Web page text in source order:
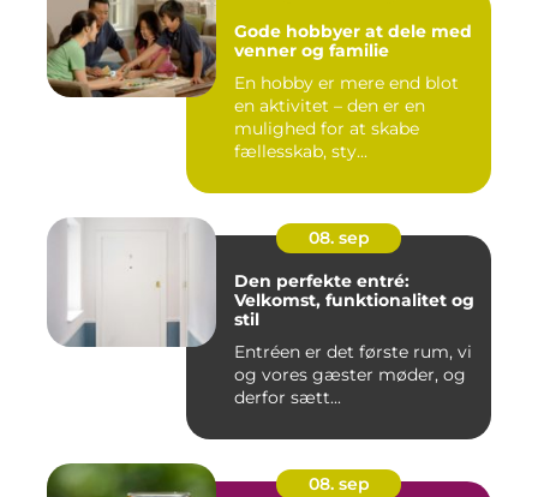
Gode hobbyer at dele med
venner og familie
En hobby er mere end blot
en aktivitet – den er en
mulighed for at skabe
fællesskab, sty...
08. sep
Den perfekte entré:
Velkomst, funktionalitet og
stil
Entréen er det første rum, vi
og vores gæster møder, og
derfor sætt...
08. sep